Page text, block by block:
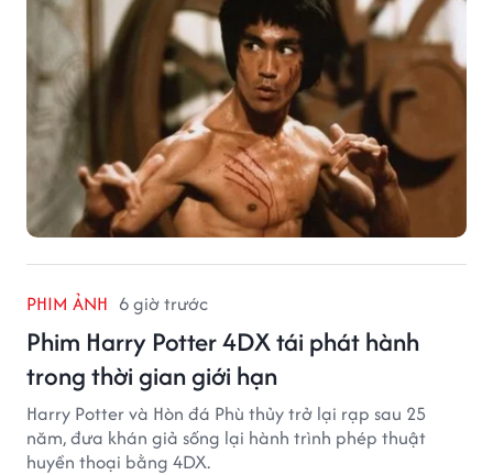
PHIM ẢNH 6 giờ trước
Phim Harry Potter 4DX tái phát hành
trong thời gian giới hạn
Harry Potter và Hòn đá Phù thủy trở lại rạp sau 25
năm, đưa khán giả sống lại hành trình phép thuật
huyền thoại bằng 4DX.